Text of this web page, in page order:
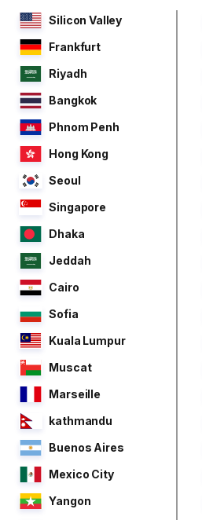
Silicon Valley
Frankfurt
Riyadh
Bangkok
Phnom Penh
Hong Kong
Seoul
Singapore
Dhaka
Jeddah
Cairo
Sofia
Kuala Lumpur
Muscat
Marseille
kathmandu
Buenos Aires
Mexico City
Yangon